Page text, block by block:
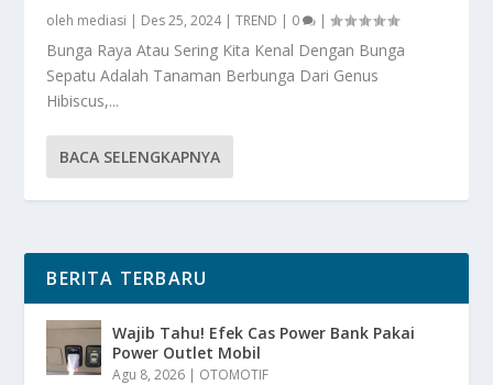
oleh mediasi | Des 25, 2024|TREND | 0 |
Bunga Raya Atau Sering Kita Kenal Dengan Bunga
Sepatu Adalah Tanaman Berbunga Dari Genus
Hibiscus,...
BACA SELENGKAPNYA
BERITA TERBARU
Wajib Tahu! Efek Cas Power Bank Pakai
Power Outlet Mobil
Agu 8, 2026 | OTOMOTIF